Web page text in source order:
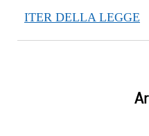
ITER DELLA LEGGE